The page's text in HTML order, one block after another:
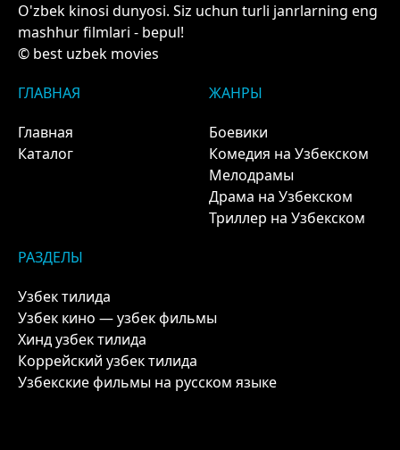
O'zbek kinosi dunyosi. Siz uchun turli janrlarning eng
mashhur filmlari - bepul!
© best uzbek movies
ГЛАВНАЯ
Главная
Каталог
ЖАНРЫ
Боевики
Комедия на Узбекском
Мелодрамы
Драма на Узбекском
Триллер на Узбекском
РАЗДЕЛЫ
Узбек тилида
Узбек кино — узбек фильмы
Хинд узбек тилида
Коррейский узбек тилида
Узбекские фильмы на русском языке